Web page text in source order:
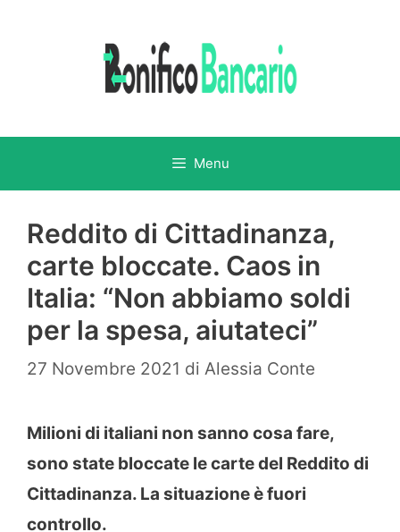
Menu
Reddito di Cittadinanza,
carte bloccate. Caos in
Italia: “Non abbiamo soldi
per la spesa, aiutateci”
27 Novembre 2021 di Alessia Conte
Milioni di italiani non sanno cosa fare,
sono state bloccate le carte del Reddito di
Cittadinanza. La situazione è fuori
controllo.